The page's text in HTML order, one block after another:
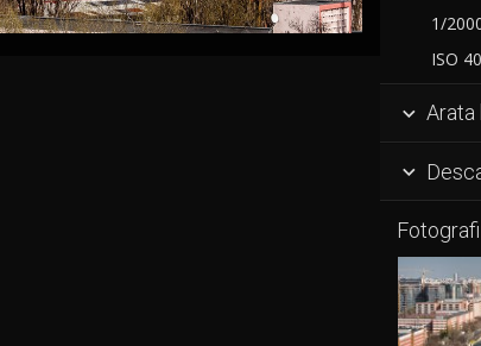
1/
ISO
 Arata
